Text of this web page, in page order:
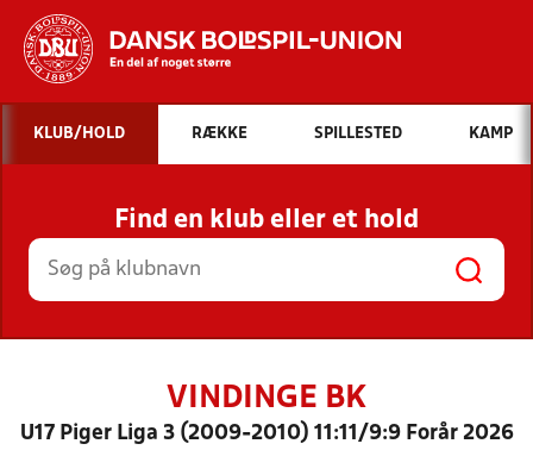
Hvad vil du søge efter?
INDHOLD OG NYHEDER
STILLINGER, RESULTATER, KLUBBER OG
HOLD
KLUB/HOLD RÆKKE SPILLESTED KAMP
Find en klub eller et hold
VINDINGE BK
U17 Piger Liga 3 (2009-2010) 11:11/9:9 Forår 2026